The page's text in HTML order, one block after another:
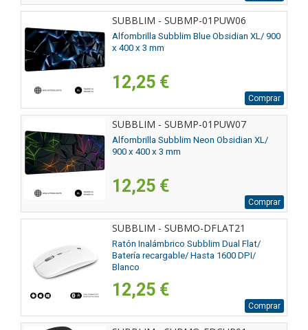
SUBBLIM - SUBMP-01PUW06
Alfombrilla Subblim Blue Obsidian XL/ 900
x 400 x 3 mm
12,25 €
Comprar
SUBBLIM - SUBMP-01PUW07
Alfombrilla Subblim Neon Obsidian XL/
900 x 400 x 3 mm
12,25 €
Comprar
SUBBLIM - SUBMO-DFLAT21
Ratón Inalámbrico Subblim Dual Flat/
Batería recargable/ Hasta 1600 DPI/
Blanco
12,25 €
Comprar